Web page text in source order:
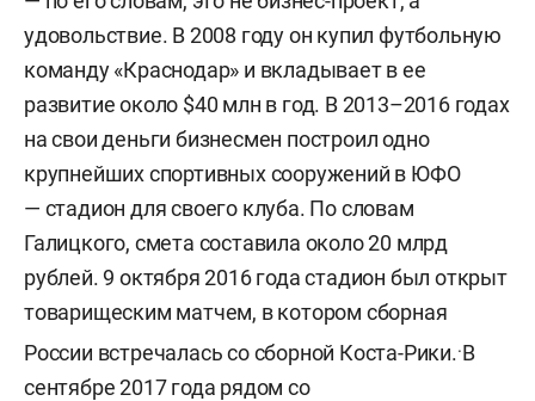
удовольствие. В 2008 году он купил футбольную
команду «Краснодар» и вкладывает в ее
развитие около $40 млн в год. В 2013–2016 годах
на свои деньги бизнесмен построил одно
крупнейших спортивных сооружений в ЮФО
— стадион для своего клуба. По словам
Галицкого, смета составила около 20 млрд
рублей. 9 октября 2016 года стадион был открыт
товарищеским матчем, в котором сборная
России встречалась со сборной Коста-Рики..В
сентябре 2017 года рядом со